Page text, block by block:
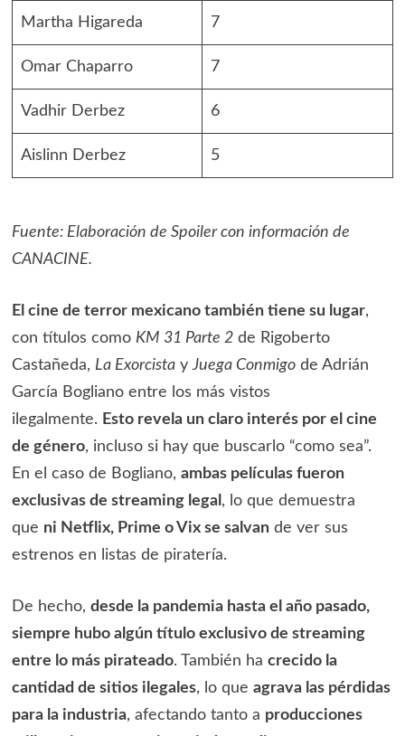
Martha Higareda 7
Omar Chaparro 7
Vadhir Derbez 6
Aislinn Derbez 5
Fuente: Elaboración de Spoiler con información de
CANACINE.
El cine de terror mexicano también tiene su lugar,
con títulos como KM 31 Parte 2de Rigoberto
Castañeda, La ExorcistayJuega Conmigode Adrián
García Bogliano entre los más vistos
ilegalmente. Esto revela un claro interés por el cine
de género, incluso si hay que buscarlo “como sea”.
En el caso de Bogliano, ambas películas fueron
exclusivas de streaming legal , lo que demuestra
que ni Netflix, Prime o Vix se salvande ver sus
estrenos en listas de piratería.
De hecho, desde la pandemia hasta el año pasado,
siempre hubo algún título exclusivo de streaming
entre lo más pirateado. También ha crecido la
cantidad de sitios ilegales, lo que agrava las pérdidas
para la industria, afectando tanto a producciones